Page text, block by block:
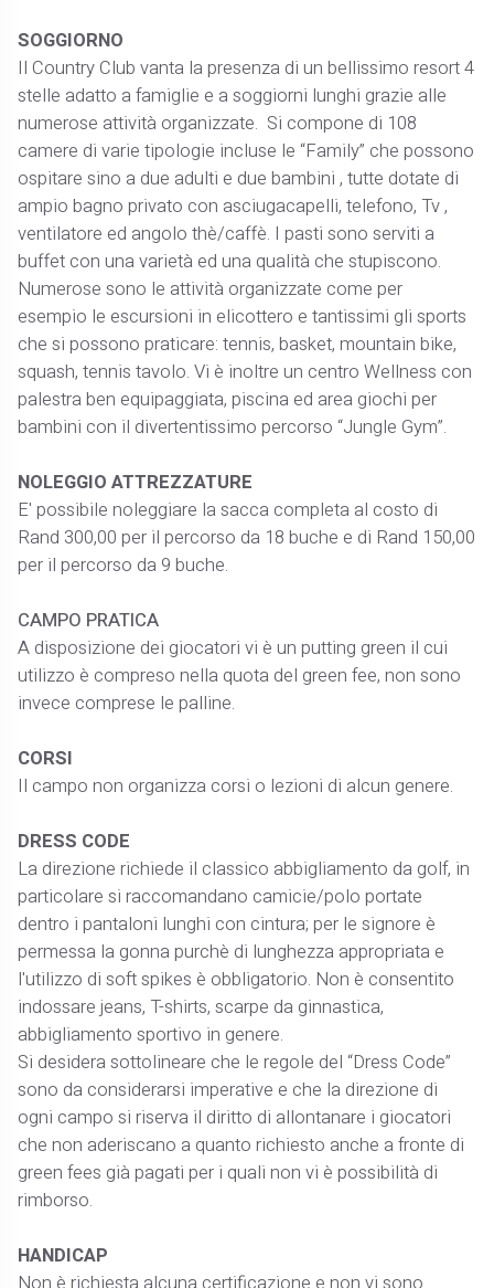
SOGGIORNO
Il Country Club vanta la presenza di un bellissimo resort 4
stelle adatto a famiglie e a soggiorni lunghi grazie alle
numerose attività organizzate. Si compone di 108
camere di varie tipologie incluse le “Family” che possono
ospitare sino a due adulti e due bambini , tutte dotate di
ampio bagno privato con asciugacapelli, telefono, Tv ,
ventilatore ed angolo thè/caffè. I pasti sono serviti a
buffet con una varietà ed una qualità che stupiscono.
Numerose sono le attività organizzate come per
esempio le escursioni in elicottero e tantissimi gli sports
che si possono praticare: tennis, basket, mountain bike,
squash, tennis tavolo. Vi è inoltre un centro Wellness con
palestra ben equipaggiata, piscina ed area giochi per
bambini con il divertentissimo percorso “Jungle Gym”.
NOLEGGIO ATTREZZATURE
E' possibile noleggiare la sacca completa al costo di
Rand 300,00 per il percorso da 18 buche e di Rand 150,00
per il percorso da 9 buche.
CAMPO PRATICA
A disposizione dei giocatori vi è un putting green il cui
utilizzo è compreso nella quota del green fee, non sono
invece comprese le palline.
CORSI
Il campo non organizza corsi o lezioni di alcun genere.
DRESS CODE
La direzione richiede il classico abbigliamento da golf, in
particolare si raccomandano camicie/polo portate
dentro i pantaloni lunghi con cintura; per le signore è
permessa la gonna purchè di lunghezza appropriata e
l'utilizzo di soft spikes è obbligatorio. Non è consentito
indossare jeans, T-shirts, scarpe da ginnastica,
abbigliamento sportivo in genere.
Si desidera sottolineare che le regole del “Dress Code”
sono da considerarsi imperative e che la direzione di
ogni campo si riserva il diritto di allontanare i giocatori
che non aderiscano a quanto richiesto anche a fronte di
green fees già pagati per i quali non vi è possibilità di
rimborso.
HANDICAP